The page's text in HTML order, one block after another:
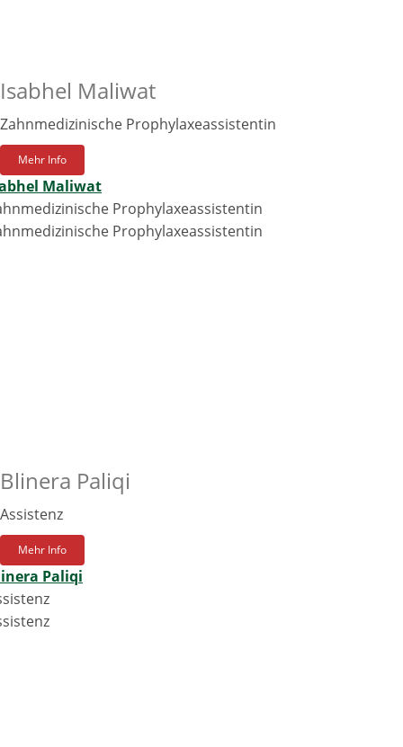
Isabhel Maliwat
Zahnmedizinische Prophylaxeassistentin
Mehr Info
Maliwat
Prophylaxeassistentin
Prophylaxeassistentin
Blinera Paliqi
Assistenz
Mehr Info
Paliqi